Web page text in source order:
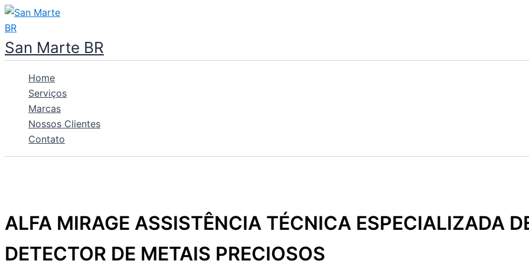
Ir
para
o
conteúdo
San Marte BR
Home
Serviços
Marcas
Nossos Clientes
Contato
ALFA MIRAGE ASSISTÊNCIA TÉCNICA ESPECIALIZADA
DETECTOR DE METAIS PRECIOSOS